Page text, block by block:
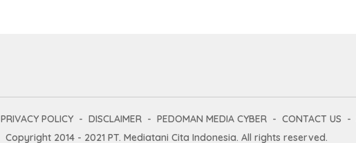
PRIVACY POLICY DISCLAIMER PEDOMAN MEDIA CYBER CONTACT US
Copyright 2014 - 2021 PT. Mediatani Cita Indonesia. All rights reserved.